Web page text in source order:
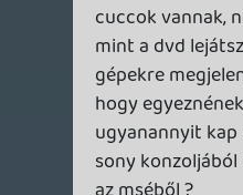
2008.01.22
Igen, ebben tökéletesen
Minden bizonnyal így
Gondoljunk csak bele a
noname cégek által
közti ár és minőség közti
egy konzol esetében ez
lenne, míg jelenleg